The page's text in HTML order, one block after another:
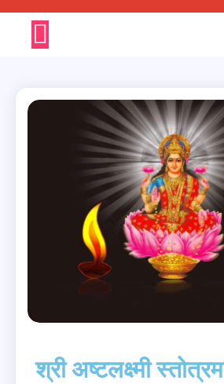
श्री अष्टलक्ष्मी स्तोत्रम